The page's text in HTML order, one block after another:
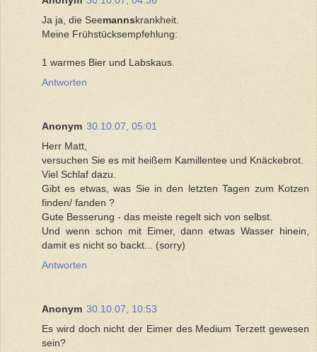
Ja ja, die Seemannskrankheit.
Meine Frühstücksempfehlung:
1 warmes Bier und Labskaus.
Antworten
Anonym 30.10.07, 05:01
Herr Matt,
versuchen Sie es mit heißem Kamillentee und Knäckebrot.
Viel Schlaf dazu.
Gibt es etwas, was Sie in den letzten Tagen zum Kotzen
finden/ fanden ?
Gute Besserung - das meiste regelt sich von selbst.
Und wenn schon mit Eimer, dann etwas Wasser hinein,
damit es nicht so backt... (sorry)
Antworten
Anonym 30.10.07, 10:53
Es wird doch nicht der Eimer des Medium Terzett gewesen
sein?